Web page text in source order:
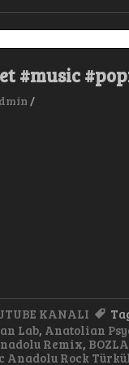
Pop
Şarkı
#music
/
KANALI
Lab, Anatolian
Remix,
Anadolu Rock